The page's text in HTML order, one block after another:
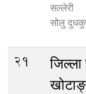
सल्लेरी
सोलु
21